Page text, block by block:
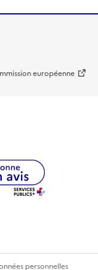
européenne
personnelles